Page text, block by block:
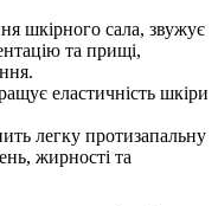
шкірного сала, звужує
та прищі,
еластичність шкіри
легку протизапальну
жирності та